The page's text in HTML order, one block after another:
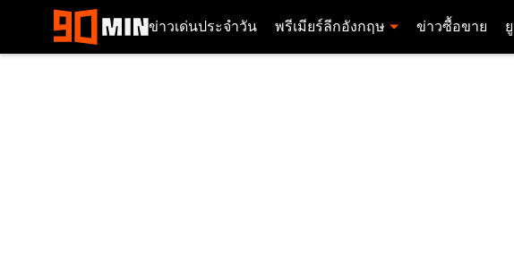
ข่าวเด่นประจำวัน พรีเมียร์ลีกอังกฤษ ข่าวซื้อขาย